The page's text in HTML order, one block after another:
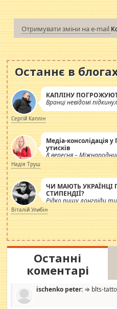
Отримувати зміни на e-mail
Останнє в
КАПЛІНУ
Вранці невідомі
Сергій Каплін
Медіа-консолідація
утисків
8 вересня –
журналістів.
Надія Труш
ЧИ МАЮТЬ УКРАЇНЦІ
СТИПЕНДІЇ?
Рідко пишу лонгріди
просто дістало!
навколо
роздувається ще одна
Віталій Улибін
Останні
коментарі
ischenko peter: ⇒ blts-